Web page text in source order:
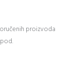
proizvoda